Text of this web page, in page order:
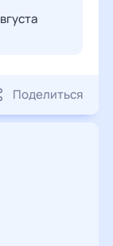
Поделиться